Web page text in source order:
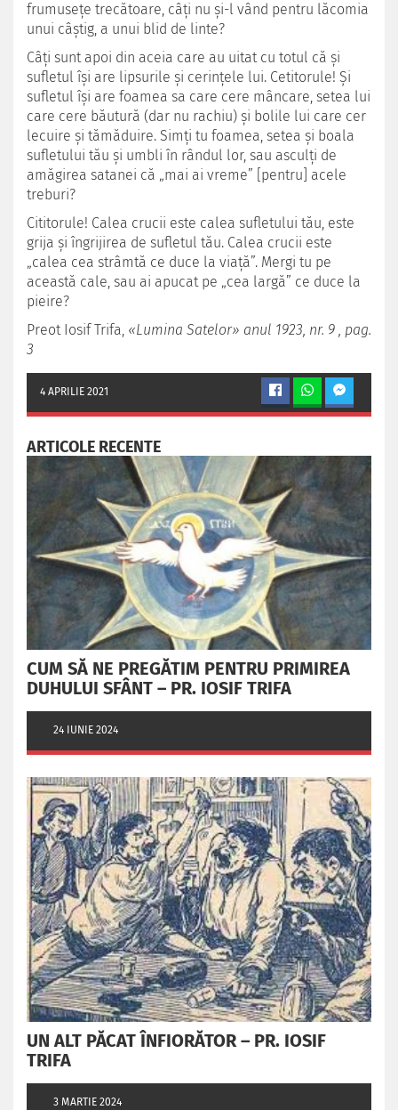
frumuseţe trecătoare, câţi nu şi-l vând pentru lăcomia
unui câştig, a unui blid de linte?
Câţi sunt apoi din aceia care au uitat cu totul că şi
sufletul îşi are lipsurile şi cerinţele lui. Cetitorule! Şi
sufletul îşi are foamea sa care cere mâncare, setea lui
care cere băutură (dar nu rachiu) şi bolile lui care cer
lecuire şi tămăduire. Simţi tu foamea, setea şi boala
sufletului tău şi umbli în rândul lor, sau asculţi de
amăgirea satanei că „mai ai vreme” [pentru] acele
treburi?
Cititorule! Calea crucii este calea su­fletului tău, este
grija şi îngrijirea de su­fletul tău. Calea crucii este
„calea cea strâmtă ce duce la viaţă”. Mergi tu pe
această cale, sau ai apucat pe „cea largă” ce duce la
pieire?
Preot Iosif Trifa, «Lumina Satelor» anul 1923, nr. 9 , pag.
3
4 APRILIE 2021
ARTICOLE RECENTE
CUM SĂ NE PREGĂTIM PENTRU PRIMIREA
DUHULUI SFÂNT – PR. IOSIF TRIFA
24 IUNIE 2024
UN ALT PĂCAT ÎNFIORĂTOR – PR. IOSIF
TRIFA
3 MARTIE 2024